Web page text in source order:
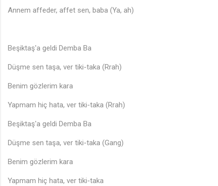
Annem affeder, affet sen, baba (Ya, ah)
Beşiktaş'a geldi Demba Ba
Düşme sen taşa, ver tiki-taka (Rrah)
Benim gözlerim kara
Yapmam hiç hata, ver tiki-taka (Rrah)
Beşiktaş'a geldi Demba Ba
Düşme sen taşa, ver tiki-taka (Gang)
Benim gözlerim kara
Yapmam hiç hata, ver tiki-taka